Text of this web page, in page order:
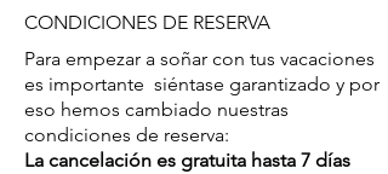
CONDICIONES DE RESERVA
Para empezar a soñar con tus vacaciones
es importante siéntase garantizado y por
eso hemos cambiado nuestras
condiciones de reserva:
La cancelación es gratuita hasta 7 días